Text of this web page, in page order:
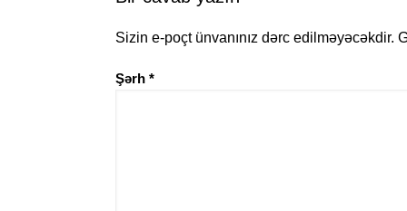
Sizin e-poçt ünvanınız dərc edilməyəcəkdir.
Şərh *